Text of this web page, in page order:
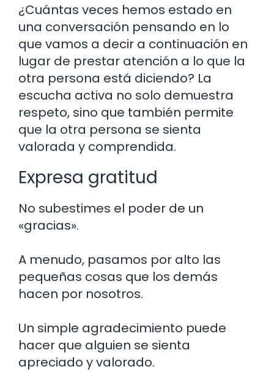
¿Cuántas veces hemos estado en
una conversación pensando en lo
que vamos a decir a continuación en
lugar de prestar atención a lo que la
otra persona está diciendo? La
escucha activa no solo demuestra
respeto, sino que también permite
que la otra persona se sienta
valorada y comprendida.
Expresa gratitud
No subestimes el poder de un
«gracias».
A menudo, pasamos por alto las
pequeñas cosas que los demás
hacen por nosotros.
Un simple agradecimiento puede
hacer que alguien se sienta
apreciado y valorado.